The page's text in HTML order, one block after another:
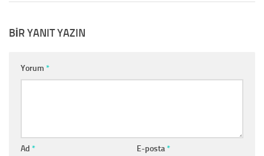
BIR YANIT YAZIN
Yorum *
Ad * E-posta*